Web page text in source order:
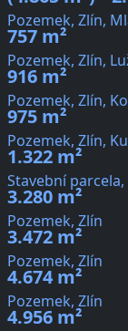
Pozemek, Zlín,
757 m²
Pozemek, Zlín,
916 m²
Pozemek, Zlín,
975 m²
Pozemek, Zlín,
1.322 m²
Stavební parcela,
3.280 m²
Pozemek, Zlín
3.472 m²
Pozemek, Zlín
4.674 m²
Pozemek, Zlín
4.956 m²